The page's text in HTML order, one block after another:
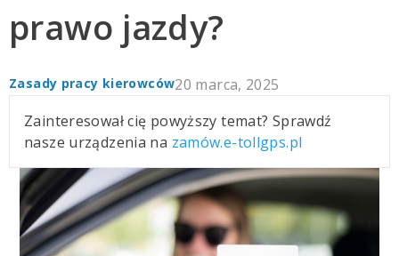
prawo jazdy?
Zasady pracy kierowców20 marca, 2025
Zainteresował cię powyższy temat? Sprawdź
nasze urządzenia na zamów.e-tollgps.pl